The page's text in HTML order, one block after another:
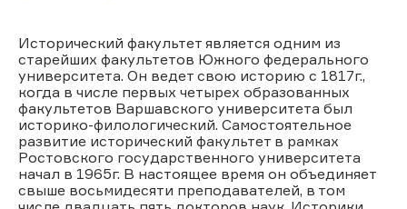
Исторический факультет является одним из
старейших факультетов Южного федерального
университета. Он ведет свою историю с 1817г.,
когда в числе первых четырех образованных
факультетов Варшавского университета был
историко-филологический. Самостоятельное
развитие исторический факультет в рамках
Ростовского государственного университета
начал в 1965г. В настоящее время он объединяет
свыше восьмидесяти преподавателей, в том